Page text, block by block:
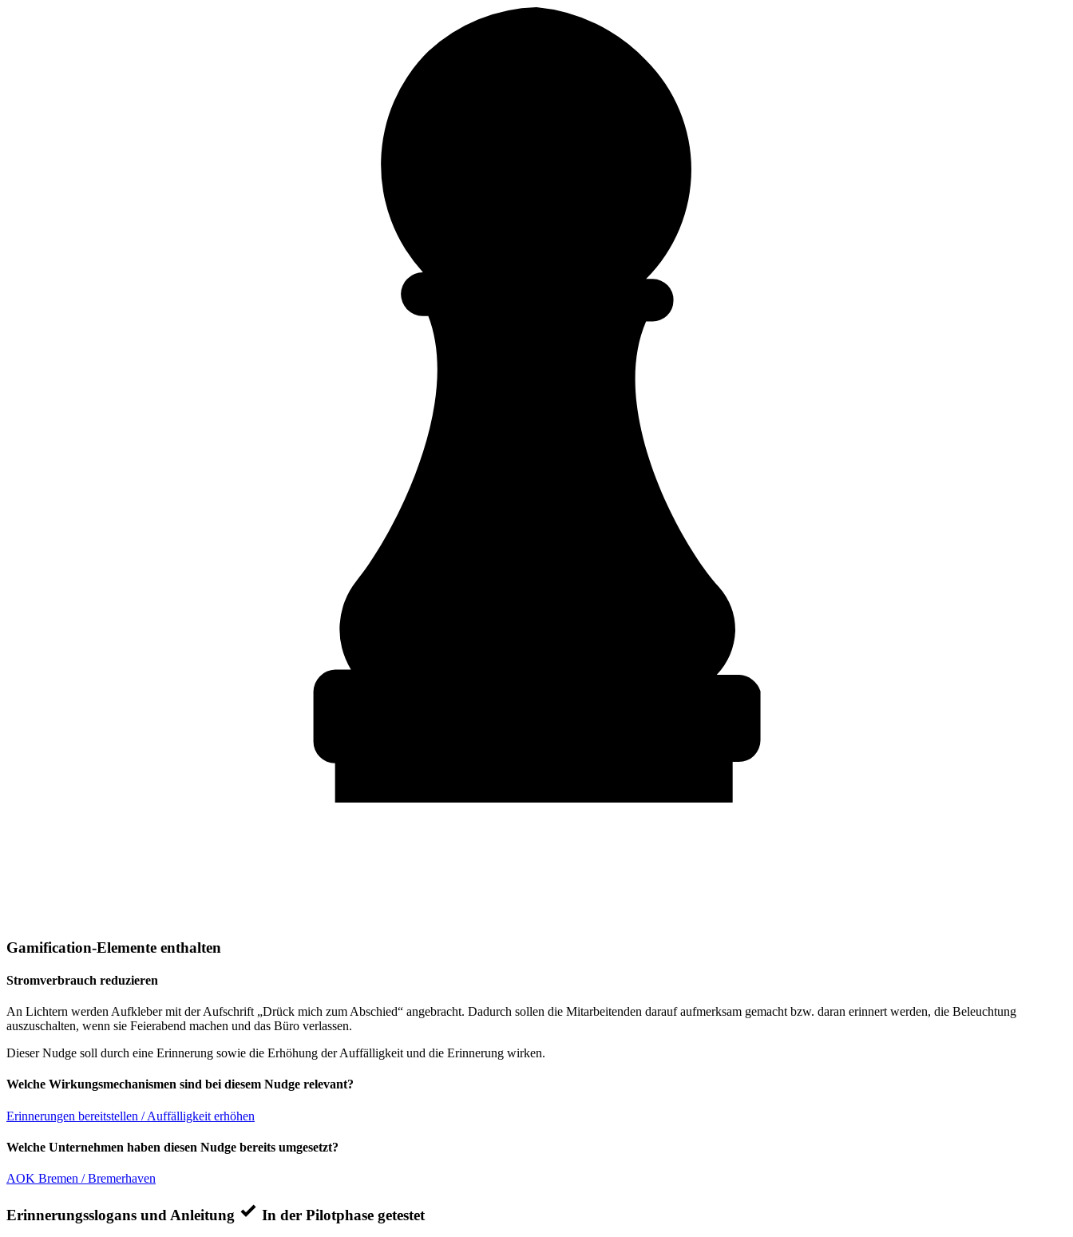
Gamification-Elemente enthalten
Stromverbrauch reduzieren
An Lichtern werden Aufkleber mit der Aufschrift „Drück mich zum Abschied“ angebracht. Dadurch sollen die Mitarbeitenden darauf aufmerksam gemacht bzw. daran erinnert werden, die Beleuchtung
auszuschalten, wenn sie Feierabend machen und das Büro verlassen.
Dieser Nudge soll durch eine Erinnerung sowie die Erhöhung der Auffälligkeit und die Erinnerung wirken.
Welche Wirkungsmechanismen sind bei diesem Nudge relevant?
Erinnerungen bereitstellen / Auffälligkeit erhöhen
Welche Unternehmen haben diesen Nudge bereits umgesetzt?
AOK Bremen / Bremerhaven
Erinnerungsslogans und Anleitung In der Pilotphase getestet